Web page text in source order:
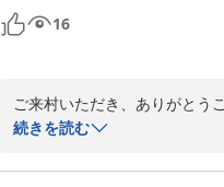
何と言っても食事ですが夕食の
味しかったです、食べ盛りの小
てましたが十分足り大満足です
ぜひまた泊まりに行きたいと思
16
ご来村いただき、ありがとう
また、ご投稿いただき、あり
脱衣所の扇風機の件、ご指摘
続きを読む